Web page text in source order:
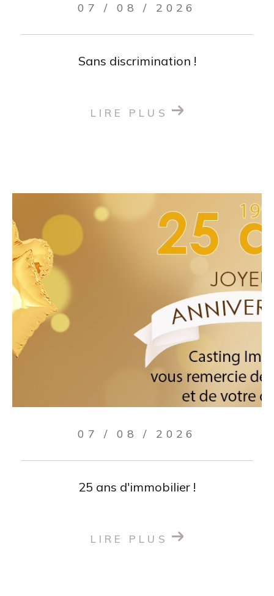
07 / 08 / 2026
Sans discrimination !
LIRE PLUS
07 / 08 / 2026
25 ans d'immobilier !
LIRE PLUS